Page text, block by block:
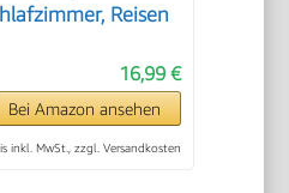
Reisen
16,99 €
Bei Amazon ansehen
inkl. MwSt., zzgl. Versandkosten